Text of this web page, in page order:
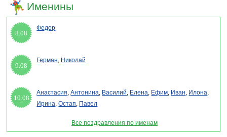
Именины
8.08
Федор
9.08
Герман, Николай
10.08
Анастасия,Антонина, Василий, Елена, Ефим, Иван, Илона,
Ирина,Остап, Павел
Все поздравления по именам